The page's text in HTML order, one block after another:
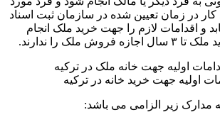
در زمان تعیین شده در سازمان ثبت اسناد
و اقدامات لازم را جهت خرید ملک انجام
ملک را ندارند.
اولیه جهت خرید خانه در ترکیه
مدارک زیر الزامی می باشد: